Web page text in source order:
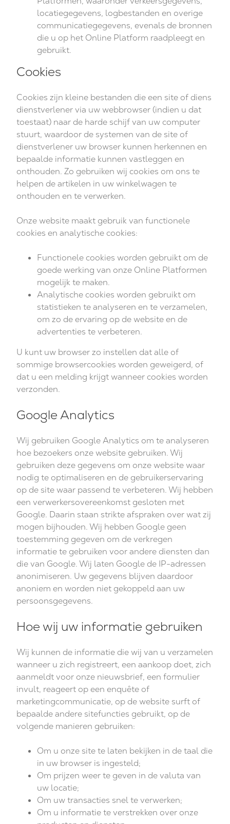
locatiegegevens, logbestanden en overige
communicatiegegevens, evenals de bronnen
die u op het Online Platform raadpleegt en
gebruikt.
Cookies
Cookies zijn kleine bestanden die een site of diens
dienstverlener via uw webbrowser (indien u dat
toestaat) naar de harde schijf van uw computer
stuurt, waardoor de systemen van de site of
dienstverlener uw browser kunnen herkennen en
bepaalde informatie kunnen vastleggen en
onthouden. Zo gebruiken wij cookies om ons te
helpen de artikelen in uw winkelwagen te
onthouden en te verwerken.
Onze website maakt gebruik van functionele
cookies en analytische cookies:
Functionele cookies worden gebruikt om de
goede werking van onze Online Platformen
mogelijk te maken.
Analytische cookies worden gebruikt om
statistieken te analyseren en te verzamelen,
om zo de ervaring op de website en de
advertenties te verbeteren.
U kunt uw browser zo instellen dat alle of
sommige browsercookies worden geweigerd, of
dat u een melding krijgt wanneer cookies worden
verzonden.
Google Analytics
Wij gebruiken Google Analytics om te analyseren
hoe bezoekers onze website gebruiken. Wij
gebruiken deze gegevens om onze website waar
nodig te optimaliseren en de gebruikerservaring
op de site waar passend te verbeteren. Wij hebben
een verwerkersovereenkomst gesloten met
Google. Daarin staan strikte afspraken over wat zij
mogen bijhouden. Wij hebben Google geen
toestemming gegeven om de verkregen
informatie te gebruiken voor andere diensten dan
die van Google. Wij laten Google de IP-adressen
anonimiseren. Uw gegevens blijven daardoor
anoniem en worden niet gekoppeld aan uw
persoonsgegevens.
Hoe wij uw informatie gebruiken
Wij kunnen de informatie die wij van u verzamelen
wanneer u zich registreert, een aankoop doet, zich
aanmeldt voor onze nieuwsbrief, een formulier
invult, reageert op een enquête of
marketingcommunicatie, op de website surft of
bepaalde andere sitefuncties gebruikt, op de
volgende manieren gebruiken:
Om u onze site te laten bekijken in de taal die
in uw browser is ingesteld;
Om prijzen weer te geven in de valuta van
uw locatie;
Om uw transacties snel te verwerken;
Om u informatie te verstrekken over onze